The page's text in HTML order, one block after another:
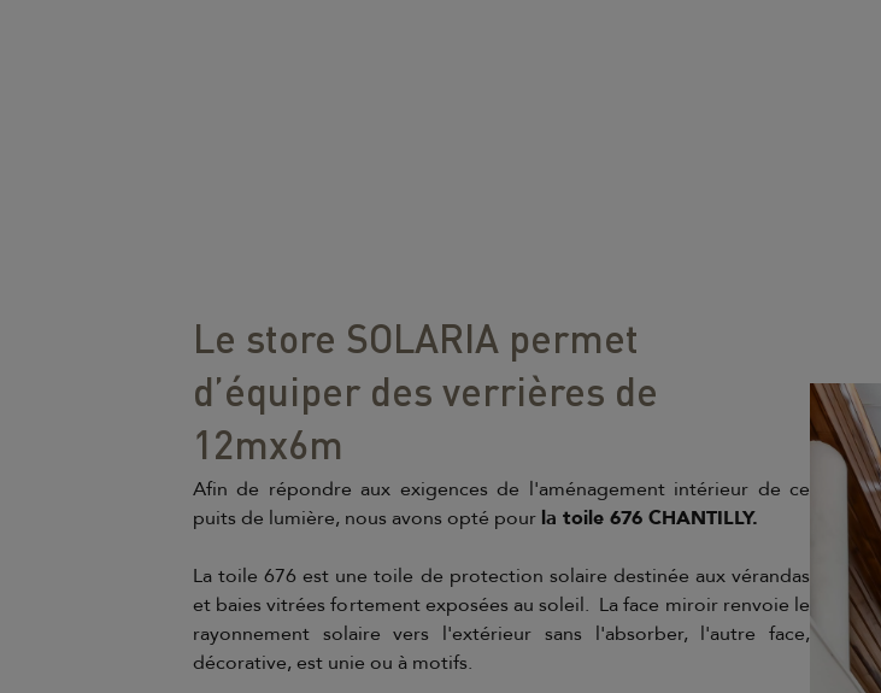
Le store SOLARIA permet
d’équiper des verrières de
12mx6m
Afin de répondre aux exigences de l'aménagement intérieur de ce
puits de lumière, nous avons opté pour la toile 676 CHANTILLY.
La toile 676 est une toile de protection solaire destinée aux vérandas
et baies vitrées fortement exposées au soleil. La face miroir renvoie le
rayonnement solaire vers l'extérieur sans l'absorber, l'autre face,
décorative, est unie ou à motifs.